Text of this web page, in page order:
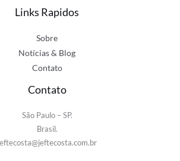
Links Rapidos
Sobre
Notícias & Blog
Contato
Contato
São Paulo – SP.
Brasil.